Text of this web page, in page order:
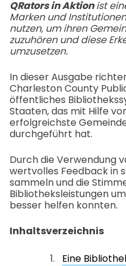
QRators in Aktionist
Marken und
nutzen, um ihren
zuzuhören und diese
umzusetzen.
In dieser Ausgabe
Charleston County
öffentliches
Staaten, das mit Hilfe
erfolgreichste
durchgeführt hat.
Durch die Verwendung
wertvolles Feedback in
sammeln und die
Bibliotheksleistungen
besser helfen konnten.
Inhaltsverzeichnis
Eine